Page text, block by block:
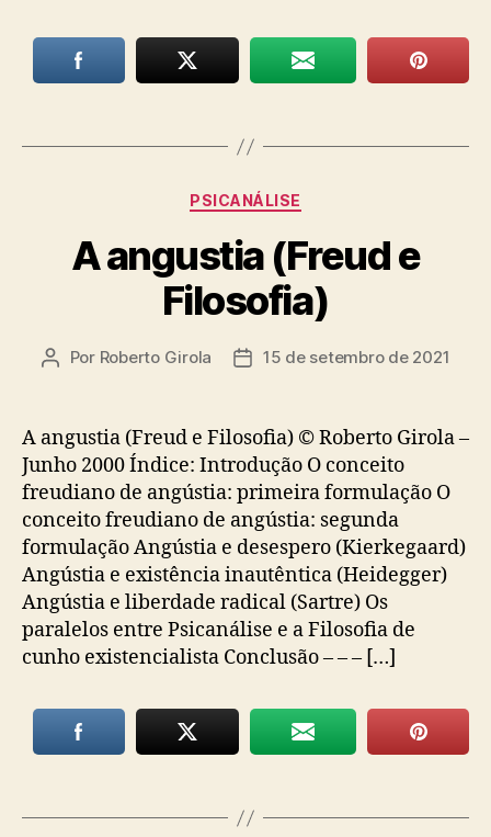
Categorias
PSICANÁLISE
A angustia (Freud e
Filosofia)
Autor
Por Roberto Girola
Data15 de setembro de 2021
A angustia (Freud e Filosofia) © Roberto Girola –
Junho 2000 Índice: Introdução O conceito
freudiano de angústia: primeira formulação O
conceito freudiano de angústia: segunda
formulação Angústia e desespero (Kierkegaard)
Angústia e existência inautêntica (Heidegger)
Angústia e liberdade radical (Sartre) Os
paralelos entre Psicanálise e a Filosofia de
cunho existencialista Conclusão – – – […]